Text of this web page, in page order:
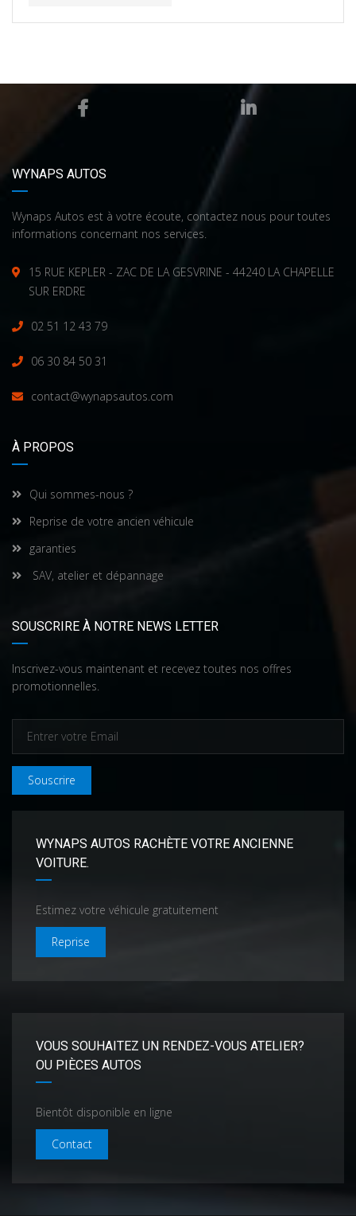
WYNAPS AUTOS
Wynaps Autos est à votre écoute, contactez nous pour toutes
informations concernant nos services.
15 RUE KEPLER - ZAC DE LA GESVRINE - 44240 LA CHAPELLE
SUR ERDRE
02 51 12 43 79
06 30 84 50 31
contact@wynapsautos.com
À PROPOS
Qui sommes-nous ?
Reprise de votre ancien véhicule
garanties
SAV, atelier et dépannage
SOUSCRIRE À NOTRE NEWS LETTER
Inscrivez-vous maintenant et recevez toutes nos offres
promotionnelles.
Souscrire
WYNAPS AUTOS RACHÈTE VOTRE ANCIENNE
VOITURE.
Estimez votre véhicule gratuitement
Reprise
VOUS SOUHAITEZ UN RENDEZ-VOUS ATELIER?
OU PIÈCES AUTOS
Bientôt disponible en ligne
Contact